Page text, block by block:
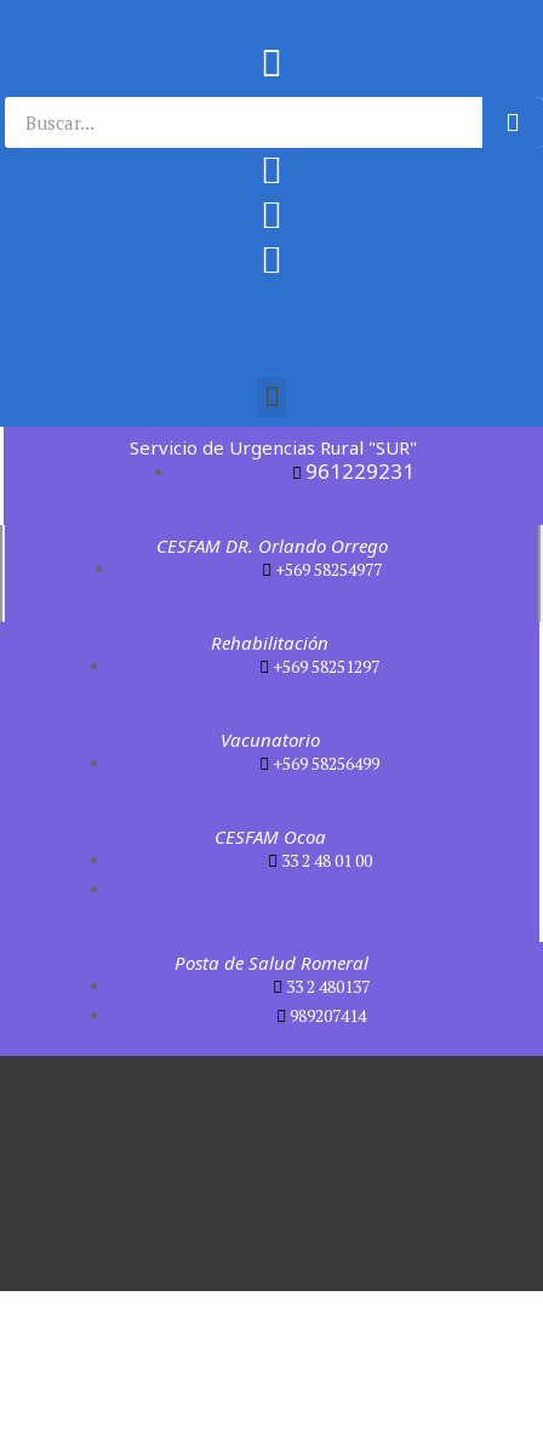
Servicio de Urgencias Rural "SUR"
961229231
CESFAM DR. Orlando Orrego
+569 58254977
Rehabilitación
+569 58251297
Vacunatorio
+569 58256499
CESFAM Ocoa
33 2 48 01 00
Posta de Salud Romeral
33 2 480137
989207414